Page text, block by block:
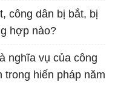
công dân bị bắt, bị
hợp nào?
nghĩa vụ của công
hiến pháp năm